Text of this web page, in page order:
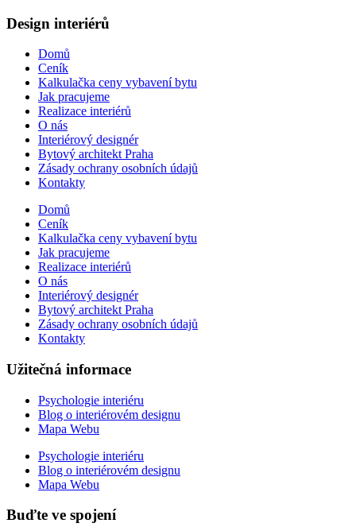
Design interiérů
Domů
Ceník
Kalkulačka ceny vybavení bytu
Jak pracujeme
Realizace interiérů
O nás
Interiérový designér
Bytový architekt Praha
Zásady ochrany osobních údajů
Kontakty
Domů
Ceník
Kalkulačka ceny vybavení bytu
Jak pracujeme
Realizace interiérů
O nás
Interiérový designér
Bytový architekt Praha
Zásady ochrany osobních údajů
Kontakty
Užitečná informace
Psychologie interiéru
Blog o interiérovém designu
Mapa Webu
Psychologie interiéru
Blog o interiérovém designu
Mapa Webu
Buďte ve spojení